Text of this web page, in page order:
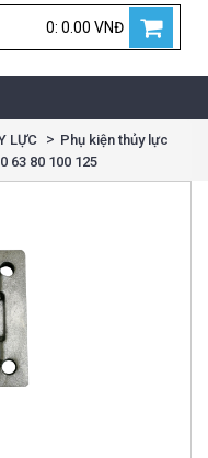
0: 0.00 VNĐ
LỰC
Phụ kiện thủy lực
63 80 100 125